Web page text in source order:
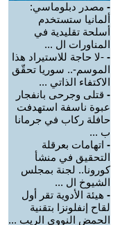
- مصدر دبلوماسي:
ألمانيا ستستخدم
أسلحة تقليدية في
المناورات ال ...
- -لا حاجة للاستيراد هذا
الموسم-.. سوريا تحقّق
الاكتفاء الذاتي ...
- قتلى وجرحى بانفجار
عبوة ناسفة استهدفت
حافلة ركاب في جرمانا
ب ...
- اتهامات بعرقلة
التحقيق في منشأ
كورونا.. لجنة بمجلس
الشيوخ ال ...
- هيئة الأدوية تقر أول
لقاح إنفلونزا بتقنية
الحمض النووي الريب ...